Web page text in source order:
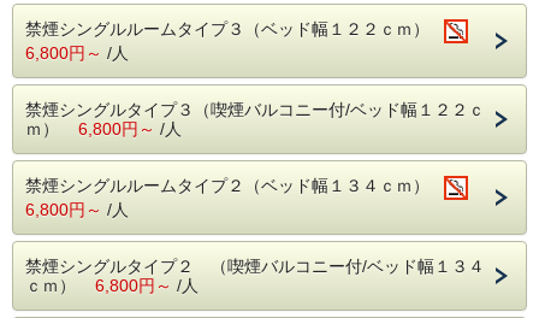
★☆★ 全客室が室内禁煙・ミニキッチン付の
ホテル ★☆★
全室ミニキッチン・専用バルコニー付
☆長期滞在も快適！
☆本館の男女別展望風呂利用可！
☆貸出品多数有り！調理器具、食器、加湿器、毛布、空気清
ビジネス・観光の拠点「立川」をご利用の際は是非
お越し下さい♪
禁煙シングルルームタイプ３（ベッド幅１２２ｃｍ）
6,800円～ /人
禁煙シングルタイプ３（喫煙バルコニー付/ベッド幅１２２ｃ
ｍ） 6,800円～ /人
禁煙シングルルームタイプ２（ベッド幅１３４ｃｍ）
6,800円～ /人
禁煙シングルタイプ２ （喫煙バルコニー付/ベッド幅１３４
ｃｍ） 6,800円～ /人